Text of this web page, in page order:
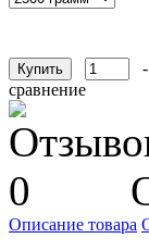
сравнение
Описание товара